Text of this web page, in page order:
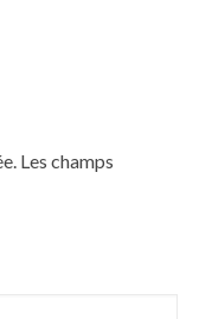
Les champs